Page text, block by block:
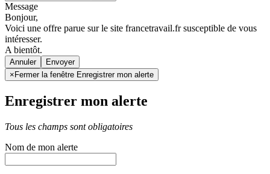
Message
Bonjour,
Voici une offre parue sur le site francetravail.fr susceptible de vous
intéresser.
A bientôt.
Annuler
× Fermer la fenêtre Enregistrer mon alerte
Enregistrer mon alerte
Tous les champs sont obligatoires
Nom de mon alerte